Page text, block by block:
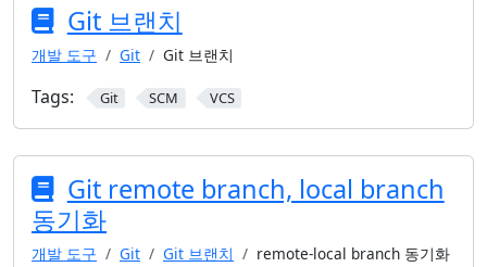
Git 브랜치
개발 도구 Git Git 브랜치
Tags: Git SCM VCS
Git remote branch, local branch
동기화
개발 도구 Git Git 브랜치 remote-local branch 동기화